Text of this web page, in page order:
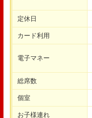
定休日
カード利用
電子マネー
総席数
個室
お子様連れ